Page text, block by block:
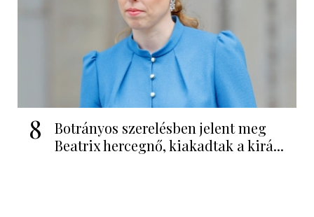
8
Botrányos szerelésben jelent meg
Beatrix hercegnő, kiakadtak a kirá...